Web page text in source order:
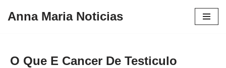
conteúdo
Anna Maria Noticias
O Que E Cancer De Testiculo